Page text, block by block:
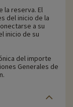
la reserva. El
del inicio de la
a su
inicio de su
del importe
Generales de